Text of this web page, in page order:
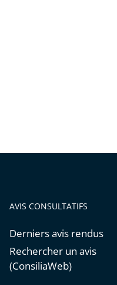
AVIS CONSULTATIFS
Derniers avis rendus
Rechercher un avis
(ConsiliaWeb)